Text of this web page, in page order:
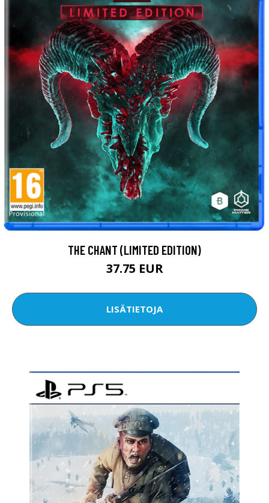
THE CHANT (LIMITED EDITION)
37.75 EUR
LISÄTIETOJA